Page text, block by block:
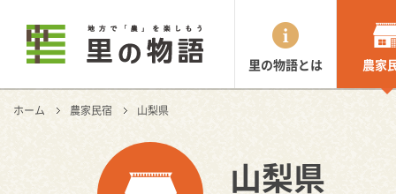
里の物語とは 農家
ホーム 農家民宿 山梨県
山梨県